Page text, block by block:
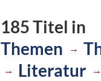
185Titel in
Themen
→
→ Literatur →